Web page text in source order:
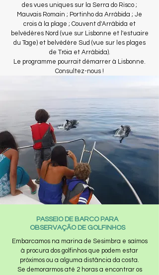
des vues uniques sur la Serra do Risco ;
Mauvais Romain ; Portinho da Arrábida ; Je
crois à la plage ; Couvent d'Arrábida et
belvédères Nord (vue sur Lisbonne et l'estuaire
du Tage) et belvédère Sud (vue sur les plages
de Tróia et Arrábida).
Le programme pourrait démarrer à Lisbonne.
Consultez-nous !
PASSEIO DE BARCO PARA
OBSERVAÇÃO DE GOLFINHOS
Embarcamos na marina de Sesimbra e saímos
à procura dos golfinhos que podem estar
próximos ou a alguma distância da costa.
Se demorarmos até 2 horas a encontrar os